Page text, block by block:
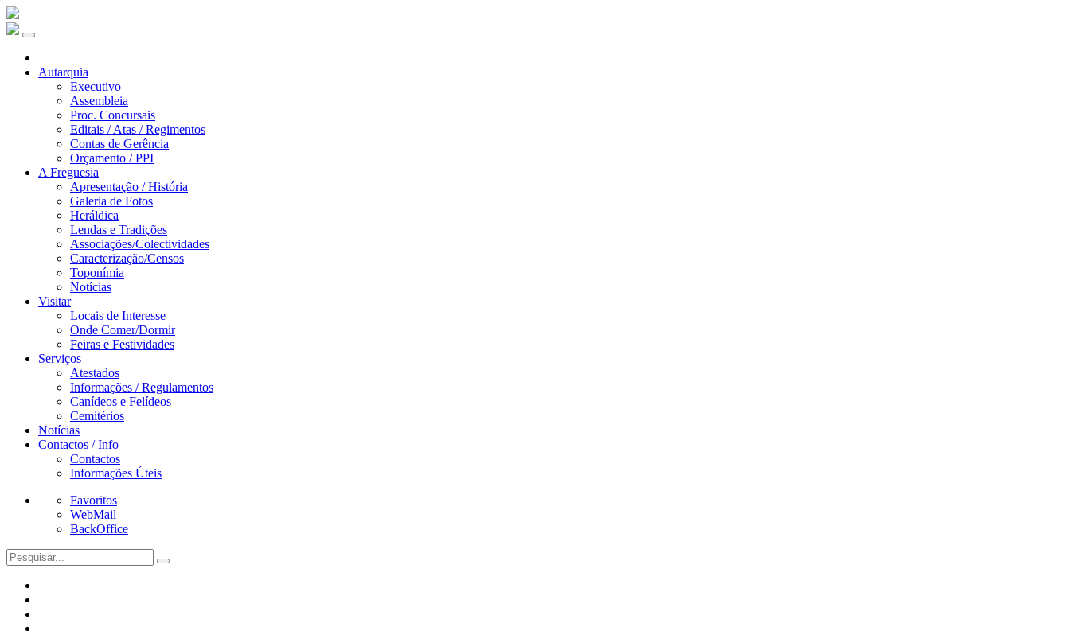
Autarquia
Executivo
Assembleia
Proc. Concursais
Editais / Atas / Regimentos
Contas de Gerência
Orçamento / PPI
A Freguesia
Apresentação / História
Galeria de Fotos
Heráldica
Lendas e Tradições
Associações/Colectividades
Caracterização/Censos
Toponímia
Notícias
Visitar
Locais de Interesse
Onde Comer/Dormir
Feiras e Festividades
Serviços
Atestados
Informações / Regulamentos
Canídeos e Felídeos
Cemitérios
Notícias
Contactos / Info
Contactos
Informações Úteis
Favoritos
WebMail
BackOffice